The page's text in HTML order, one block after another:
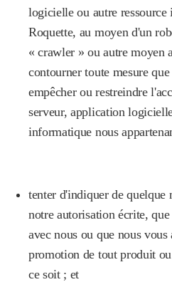
logicielle ou autre ressource
Roquette, au moyen d'un
« crawler » ou autre moyen
contourner toute mesure
empêcher ou restreindre
serveur, application
informatique nous
tenter d'indiquer de quelque
notre autorisation écrite,
avec nous ou que nous
promotion de tout produit
ce soit ; et